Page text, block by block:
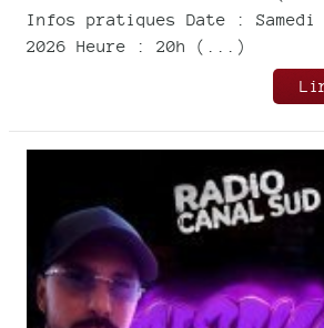
Infos pratiques Date :
2026 Heure : 20h (...)